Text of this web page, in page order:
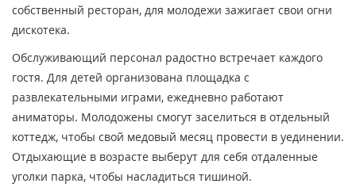
собственный ресторан, для молодежи зажигает свои огни
дискотека.
Обслуживающий персонал радостно встречает каждого
гостя. Для детей организована площадка с
развлекательными играми, ежедневно работают
аниматоры. Молодожены смогут заселиться в отдельный
коттедж, чтобы свой медовый месяц провести в уединении.
Отдыхающие в возрасте выберут для себя отдаленные
уголки парка, чтобы насладиться тишиной.